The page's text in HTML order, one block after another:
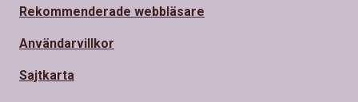
Rekommenderade webbläsare
Användarvillkor
Sajtkarta